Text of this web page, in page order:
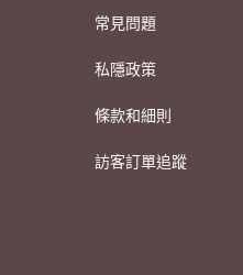
常見問題
私隱政策
條款和細則
訪客訂單追蹤